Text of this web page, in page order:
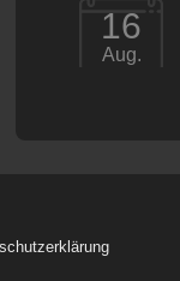
16
Aug.